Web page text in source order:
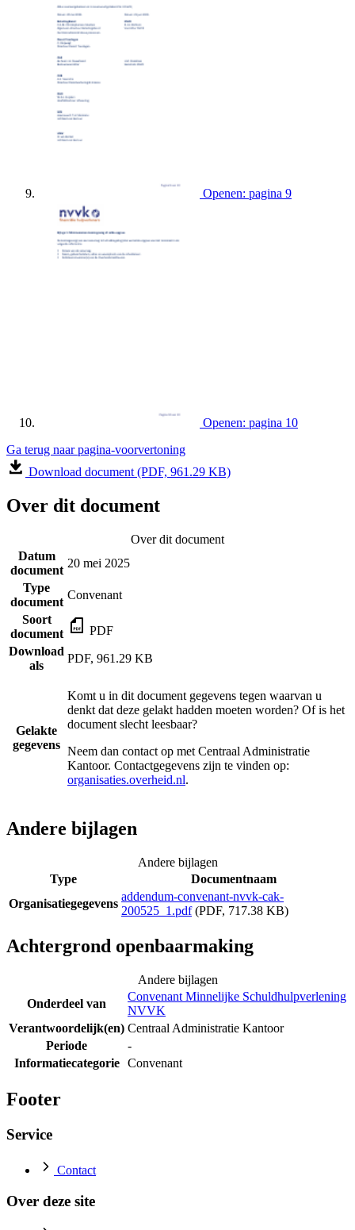
Openen: pagina 9
Openen: pagina 10
Ga terug naar pagina-voorvertoning
Download document (PDF, 961.29 KB)
Over dit document
Over dit document
Datum
document
20 mei 2025
Type
document
Convenant
Soort
document
PDF
Download
als
PDF, 961.29 KB
Gelakte
gegevens
Komt u in dit document gegevens tegen waarvan u
denkt dat deze gelakt hadden moeten worden? Of is het
document slecht leesbaar?
Neem dan contact op met Centraal Administratie
Kantoor. Contactgegevens zijn te vinden op:
organisaties.overheid.nl.
Andere bijlagen
Andere bijlagen
Type
Documentnaam
Organisatiegegevens
addendum-convenant-nvvk-cak-
200525_1.pdf(PDF, 717.38 KB)
Achtergrond openbaarmaking
Andere bijlagen
Onderdeel van
Convenant Minnelijke Schuldhulpverlening
NVVK
Verantwoordelijk(en) Centraal Administratie Kantoor
Periode
-
Informatiecategorie
Convenant
Footer
Service
Contact
Over deze site